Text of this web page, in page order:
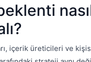
içerik üreticileri ve